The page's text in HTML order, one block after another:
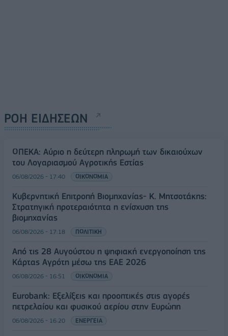
ΡΟΗ ΕΙΔΗΣΕΩΝ
ΟΠΕΚΑ: Αύριο η δεύτερη πληρωμή των δικαιούχων
του Λογαριασμού Αγροτικής Εστίας
06/08/2026 - 17:40 ΟΙΚΟΝΟΜΙΑ
Κυβερνητική Επιτροπή Βιομηχανίας- Κ. Μητσοτάκης:
Στρατηγική προτεραιότητα η ενίσχυση της
βιομηχανίας
06/08/2026 - 17:18 ΠΟΛΙΤΙΚΗ
Από τις 28 Αυγούστου η ψηφιακή ενεργοποίηση της
Κάρτας Αγρότη μέσω της ΕΑΕ 2026
06/08/2026 - 16:51 ΟΙΚΟΝΟΜΙΑ
Eurobank: Εξελίξεις και προοπτικές στις αγορές
πετρελαίου και φυσικού αερίου στην Ευρώπη
06/08/2026 - 16:20 ΕΝΕΡΓΕΙΑ